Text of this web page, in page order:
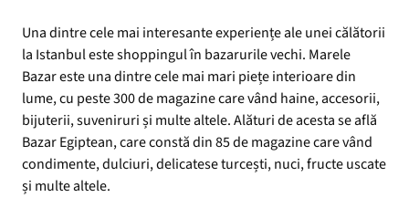
Una dintre cele mai interesante experiențe ale unei călătorii
la Istanbul este shoppingul în bazarurile vechi. Marele
Bazar este una dintre cele mai mari piețe interioare din
lume, cu peste 300 de magazine care vând haine, accesorii,
bijuterii, suveniruri și multe altele. Alături de acesta se află
Bazar Egiptean, care constă din 85 de magazine care vând
condimente, dulciuri, delicatese turcești, nuci, fructe uscate
și multe altele.